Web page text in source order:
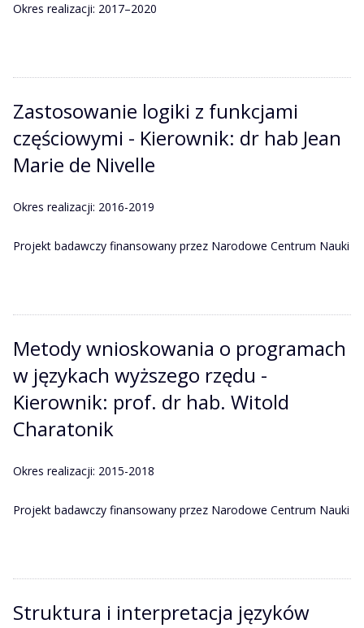
Okres realizacji: 2017–2020
Zastosowanie logiki z funkcjami
częściowymi - Kierownik: dr hab Jean
Marie de Nivelle
Okres realizacji: 2016-2019
Projekt badawczy finansowany przez Narodowe Centrum Nauki
Metody wnioskowania o programach
w językach wyższego rzędu -
Kierownik: prof. dr hab. Witold
Charatonik
Okres realizacji: 2015-2018
Projekt badawczy finansowany przez Narodowe Centrum Nauki
Struktura i interpretacja języków